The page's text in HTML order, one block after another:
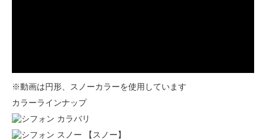
※動画は円形、スノーカラーを使用しています
カラーラインナップ
【スノー】